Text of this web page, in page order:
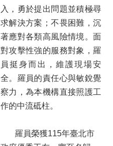
入，勇於提出問題並積極尋
求解決方案；不畏困難，沉
著應對各類高風險情境。面
對攻擊性強的服務對象，羅
員挺身而出，維護現場安
全。羅員的責任心與敏銳覺
察力，為本機構直接照護工
作的中流砥柱。
羅員榮獲115年臺北市